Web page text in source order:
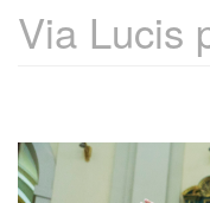
Via Lucis